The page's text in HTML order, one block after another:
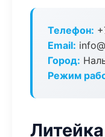
Телефон:
Email:
Город:
Режим